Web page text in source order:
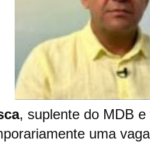
, suplente do MDB
uma